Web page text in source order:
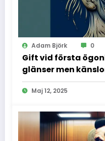
Adam Björk 0
Gift vid första
glänser men
Maj 12, 2025